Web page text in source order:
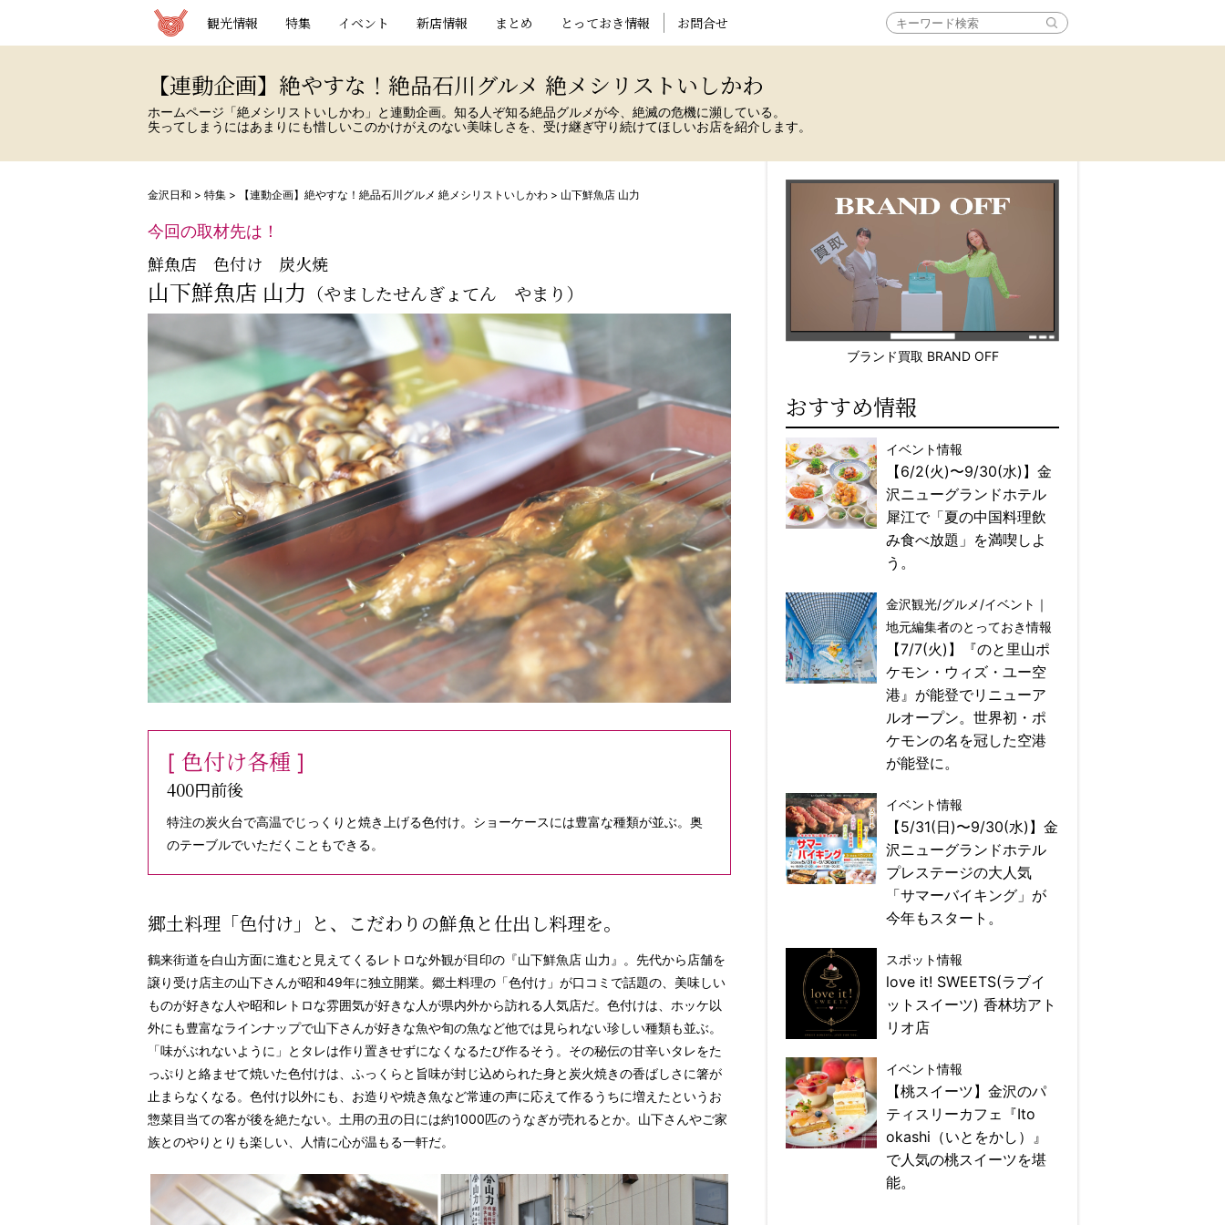
観光情報 特集 イベント 新店情報 まとめ とっておき情報 お問合せ
【連動企画】絶やすな！絶品石川グルメ 絶メシリストいしかわ
ホームページ「絶メシリストいしかわ」と連動企画。知る人ぞ知る絶品グルメが今、絶滅の危機に瀕している。
失ってしまうにはあまりにも惜しいこのかけがえのない美味しさを、受け継ぎ守り続けてほしいお店を紹介します。
金沢日和 > 特集 > 【連動企画】絶やすな！絶品石川グルメ 絶メシリストいしかわ > 山下鮮魚店 山力
今回の取材先は！
鮮魚店 色付け 炭火焼
山下鮮魚店 山力 （やましたせんぎょてん やまり）
[ 色付け各種 ]
400円前後
特注の炭火台で高温でじっくりと焼き上げる色付け。ショーケースには豊富な種類が並ぶ。奥
のテーブルでいただくこともできる。
郷土料理「色付け」と、こだわりの鮮魚と仕出し料理を。
鶴来街道を白山方面に進むと見えてくるレトロな外観が目印の『山下鮮魚店 山力』。先代から店舗を
譲り受け店主の山下さんが昭和49年に独立開業。郷土料理の「色付け」が口コミで話題の、美味しい
ものが好きな人や昭和レトロな雰囲気が好きな人が県内外から訪れる人気店だ。色付けは、ホッケ以
外にも豊富なラインナップで山下さんが好きな魚や旬の魚など他では見られない珍しい種類も並ぶ。
「味がぶれないように」とタレは作り置きせずになくなるたび作るそう。その秘伝の甘辛いタレをた
っぷりと絡ませて焼いた色付けは、ふっくらと旨味が封じ込められた身と炭火焼きの香ばしさに箸が
止まらなくなる。色付け以外にも、お造りや焼き魚など常連の声に応えて作るうちに増えたというお
惣菜目当ての客が後を絶たない。土用の丑の日には約1000匹のうなぎが売れるとか。山下さんやご家
族とのやりとりも楽しい、人情に心が温もる一軒だ。
ブランド買取 BRAND OFF
おすすめ情報
イベント情報
【6/2(火)〜9/30(水)】金
沢ニューグランドホテル
犀江で「夏の中国料理飲
み食べ放題」を満喫しよ
う。
金沢観光/グルメ/イベント｜
地元編集者のとっておき情報
【7/7(火)】『のと里山ポ
ケモン・ウィズ・ユー空
港』が能登でリニューア
ルオープン。世界初・ポ
ケモンの名を冠した空港
が能登に。
イベント情報
【5/31(日)〜9/30(水)】金
沢ニューグランドホテル
プレステージの大人気
「サマーバイキング」が
今年もスタート。
スポット情報
love it! SWEETS(ラブイ
ットスイーツ) 香林坊アト
リオ店
イベント情報
【桃スイーツ】金沢のパ
ティスリーカフェ『Ito
okashi（いとをかし）』
で人気の桃スイーツを堪
能。